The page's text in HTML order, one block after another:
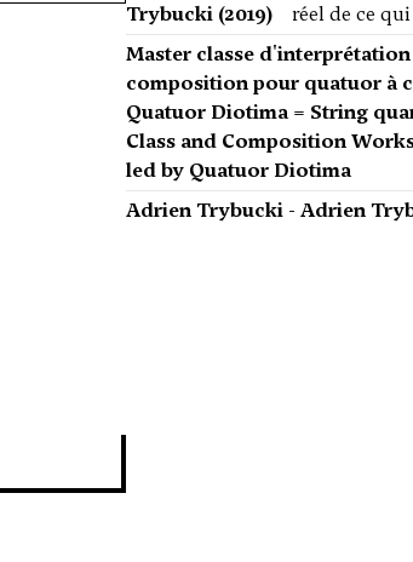
Trybucki (2019)
réel de ce
Master classe
composition pour quatuor à
Quatuor Diotima = String
Class and Composition
led by Quatuor Diotima
Adrien Trybucki - Adrien